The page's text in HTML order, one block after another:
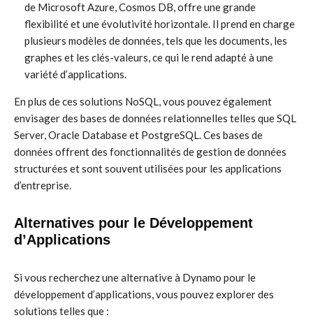
de Microsoft Azure, Cosmos DB, offre une grande
flexibilité et une évolutivité horizontale. Il prend en charge
plusieurs modèles de données, tels que les documents, les
graphes et les clés-valeurs, ce qui le rend adapté à une
variété d’applications.
En plus de ces solutions NoSQL, vous pouvez également
envisager des bases de données relationnelles telles que SQL
Server, Oracle Database et PostgreSQL. Ces bases de
données offrent des fonctionnalités de gestion de données
structurées et sont souvent utilisées pour les applications
d’entreprise.
Alternatives pour le Développement
d’Applications
Si vous recherchez une alternative à Dynamo pour le
développement d’applications, vous pouvez explorer des
solutions telles que :